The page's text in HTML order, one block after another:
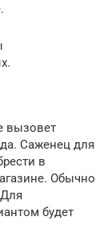
вызовет
Саженец для
в
Обычно
будет